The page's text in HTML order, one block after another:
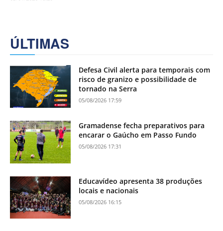
ÚLTIMAS
Defesa Civil alerta para temporais com
risco de granizo e possibilidade de
tornado na Serra
05/08/2026 17:59
Gramadense fecha preparativos para
encarar o Gaúcho em Passo Fundo
05/08/2026 17:31
Educavídeo apresenta 38 produções
locais e nacionais
05/08/2026 16:15